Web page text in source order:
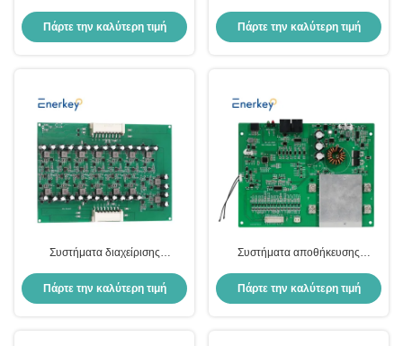
κυκλώματος Μοντέλο 4S 100A
150A Τύπος PCM
Πάρτε την καλύτερη τιμή
25.6V με RS485 RS232 Bt
Πάρτε την καλύτερη τιμή
Συστήματα διαχείρισης
Πάρτε την καλύτερη τιμή
Συστήματα αποθήκευσης
15S 50V 55.5V Li-Ion 30A 40A
50A με RS485
Πάρτε την καλύτερη τιμή